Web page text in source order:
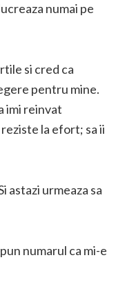
numai pe
si cred ca
pentru mine.
imi reinvat
la efort; sa ii
astazi urmeaza sa
numarul ca mi-e